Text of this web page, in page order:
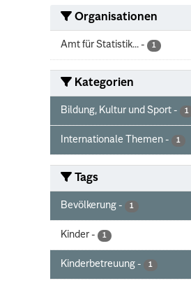
Organisationen
Amt für Statistik... - 1
Kategorien
Bildung, Kultur und Sport - 1
Internationale Themen - 1
Tags
Bevölkerung - 1
Kinder - 1
Kinderbetreuung - 1